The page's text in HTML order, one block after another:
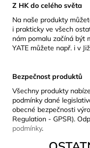
Z HK do celého světa
Na naše produkty
i prakticky ve všech
nám pomalu začíná být
YATE můžete např. i v
Bezpečnost produktů
Všechny produkty
podmínky dané
obecné bezpečnosti
Regulation - GPSR).
podmínky.